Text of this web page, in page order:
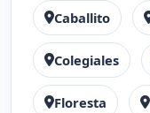
Caballito
Colegiales
Floresta